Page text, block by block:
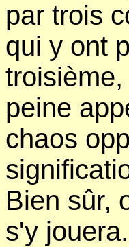
par trois
qui y ont
peine
chaos
Bien sûr,
s'y jouera.